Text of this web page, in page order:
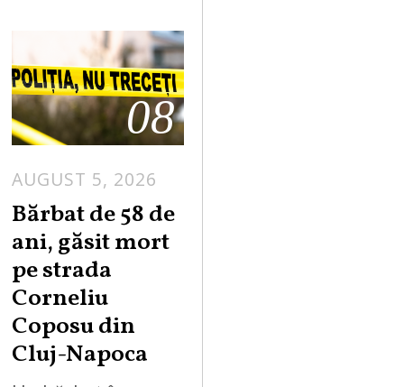
08
AUGUST 5, 2026
Bărbat de 58 de
ani, găsit mort
pe strada
Corneliu
Coposu din
Cluj-Napoca